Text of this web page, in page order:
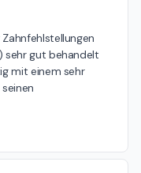
sehr gut behandelt
mit einem sehr